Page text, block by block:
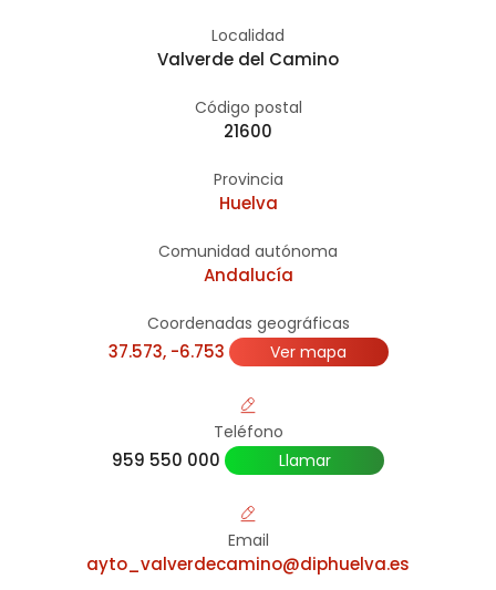
Localidad
Valverde del Camino
Código postal
21600
Provincia
Huelva
Comunidad autónoma
Andalucía
Coordenadas geográficas
37.573, -6.753 Ver mapa
Teléfono
959 550 000 Llamar
Email
ayto_valverdecamino@diphuelva.es